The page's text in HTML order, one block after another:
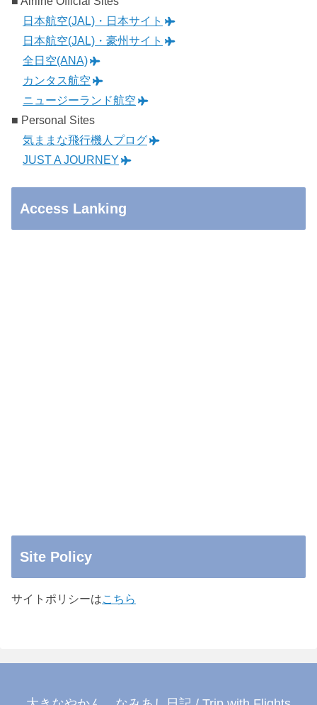
日本航空(JAL)・日本サイト
日本航空(JAL)・豪州サイト
全日空(ANA)
カンタス航空
ニュージーランド航空
■ Personal Sites
気ままな飛行機人プログ
JUST A JOURNEY
Access Lanking
Site Policy
サイトポリシーはこちら